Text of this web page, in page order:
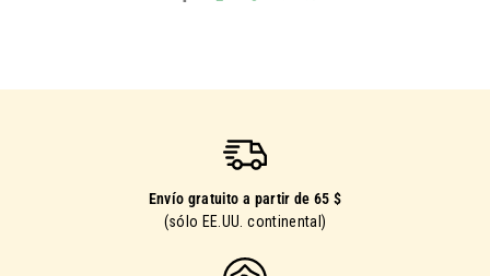
Envío gratuito a partir de 65 $
(sólo EE.UU. continental)